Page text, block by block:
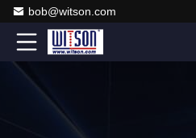
bob@witson.com